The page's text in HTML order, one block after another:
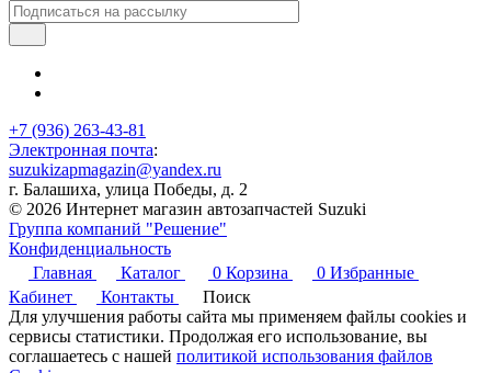
+7 (936) 263-43-81
Электронная почта:
suzukizapmagazin@yandex.ru
г. Балашиха, улица Победы, д. 2
© 2026 Интернет магазин автозапчастей Suzuki
Группа компаний "Решение"
Конфиденциальность
Главная
Каталог 0 Корзина 0 Избранные
Кабинет
Контакты
Поиск
Для улучшения работы сайта мы применяем файлы cookies и
сервисы статистики. Продолжая его использование, вы
соглашаетесь с нашей политикой использования файлов